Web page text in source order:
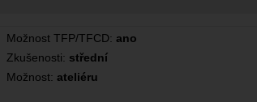
Možnost TFP/TFCD:ano
Zkušenosti: střední
Možnost:ateliéru